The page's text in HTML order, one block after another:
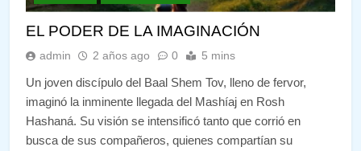
EL PODER DE LA IMAGINACIÓN
admin 2 años ago 0 5 mins
Un joven discípulo del Baal Shem Tov, lleno de fervor,
imaginó la inminente llegada del Mashíaj en Rosh
Hashaná. Su visión se intensificó tanto que corrió en
busca de sus compañeros, quienes compartían su